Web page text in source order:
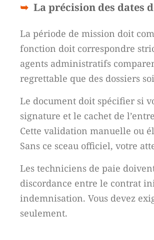
La précision des dates
La période de mission doit
fonction doit correspondre
agents administratifs
regrettable que des dossiers
Le document doit spécifier si
signature et le cachet de
Cette validation manuelle ou
Sans ce sceau officiel, votre
Les techniciens de paie
discordance entre le contrat
indemnisation. Vous devez
seulement.